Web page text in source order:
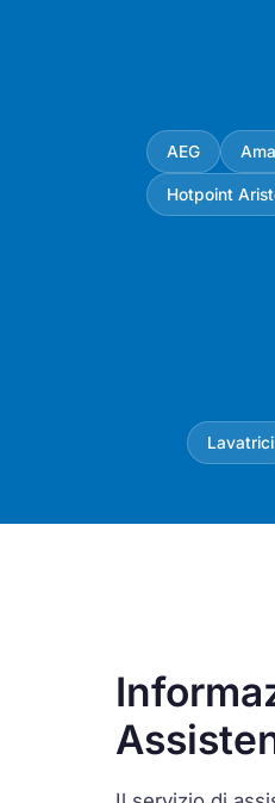
AEG
Hotpoint
Lavatrici